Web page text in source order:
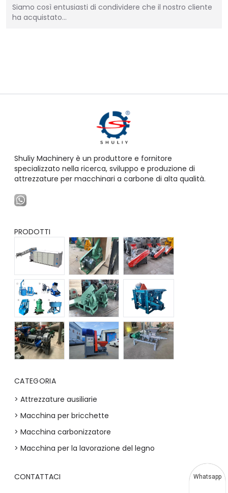
Siamo così entusiasti di condividere che il nostro cliente
ha acquistato…
Shuliy Machinery è un produttore e fornitore
specializzato nella ricerca, sviluppo e produzione di
attrezzature per macchinari a carbone di alta qualità.
PRODOTTI
CATEGORIA
> Attrezzature ausiliarie
> Macchina per bricchette
> Macchina carbonizzatore
> Macchina per la lavorazione del legno
CONTATTACI Whatsapp